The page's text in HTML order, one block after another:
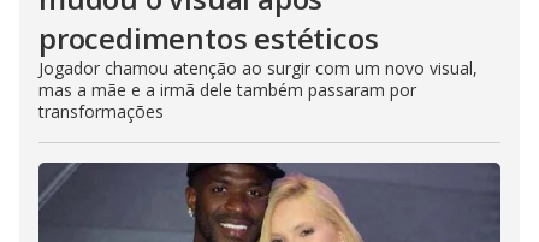
procedimentos estéticos
Jogador chamou atenção ao surgir com um novo visual,
mas a mãe e a irmã dele também passaram por
transformações